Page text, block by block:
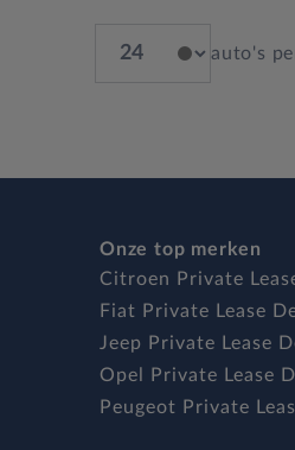
auto's
Onze top merken
Citroen Private
Fiat Private Lease
Jeep Private Lease
Opel Private Lease
Peugeot Private